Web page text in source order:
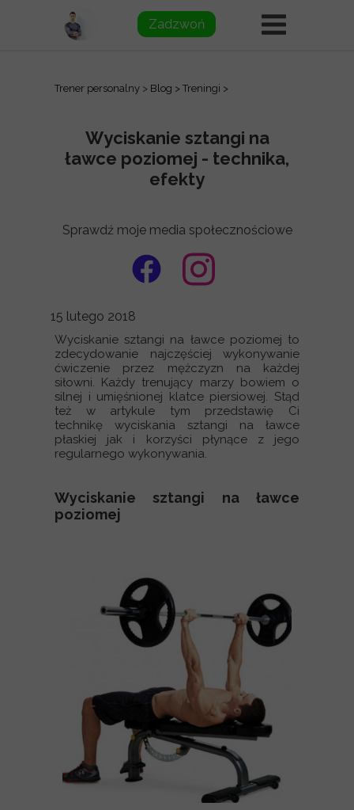
Sprawdź moje media społecznościowe
Zadzwoń
Trener personalny > Blog > Treningi >
Wyciskanie sztangi na ławce poziomej to
zdecydowanie najczęściej wykonywanie
ćwiczenie przez mężczyzn na każdej
siłowni. Każdy trenujący marzy bowiem o
silnej i umięśnionej klatce piersiowej. Stąd
też w artykule tym przedstawię Ci
technikę wyciskania sztangi na ławce
płaskiej jak i korzyści płynące z jego
regularnego wykonywania.
Wyciskanie sztangi na ławce
poziomej
15 lutego 2018
Wyciskanie sztangi na
ławce poziomej - technika,
efekty